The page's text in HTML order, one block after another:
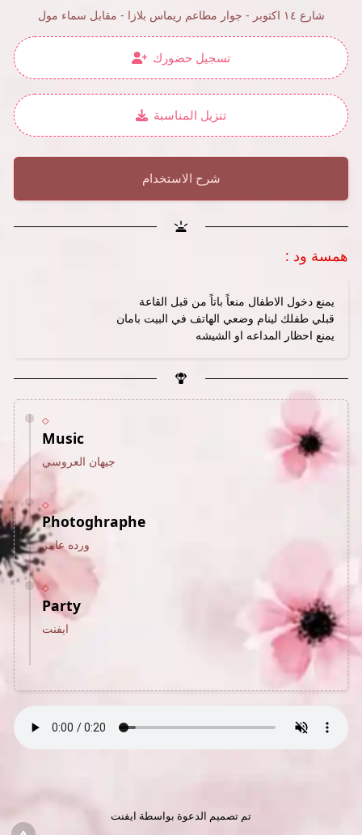
شارع ١٤ اكتوبر - جوار مطاعم ريماس بلازا - مقابل سماء مول
تسجيل حضورك
تنزيل المناسبة
شرح الاستخدام
: همسة ود
يمنع دخول الاطفال منعاً باتاً من قبل القاعة
قبلي طفلك لينام وضعي الهاتف في البيت بامان
يمنع احظار المداعه او الشيشه
◇
Music
جيهان العروسي
◇
Photoghraphe
ورده عامر
◇
Party
ايفنت
تم تصميم الدعوة بواسطة ايفنت